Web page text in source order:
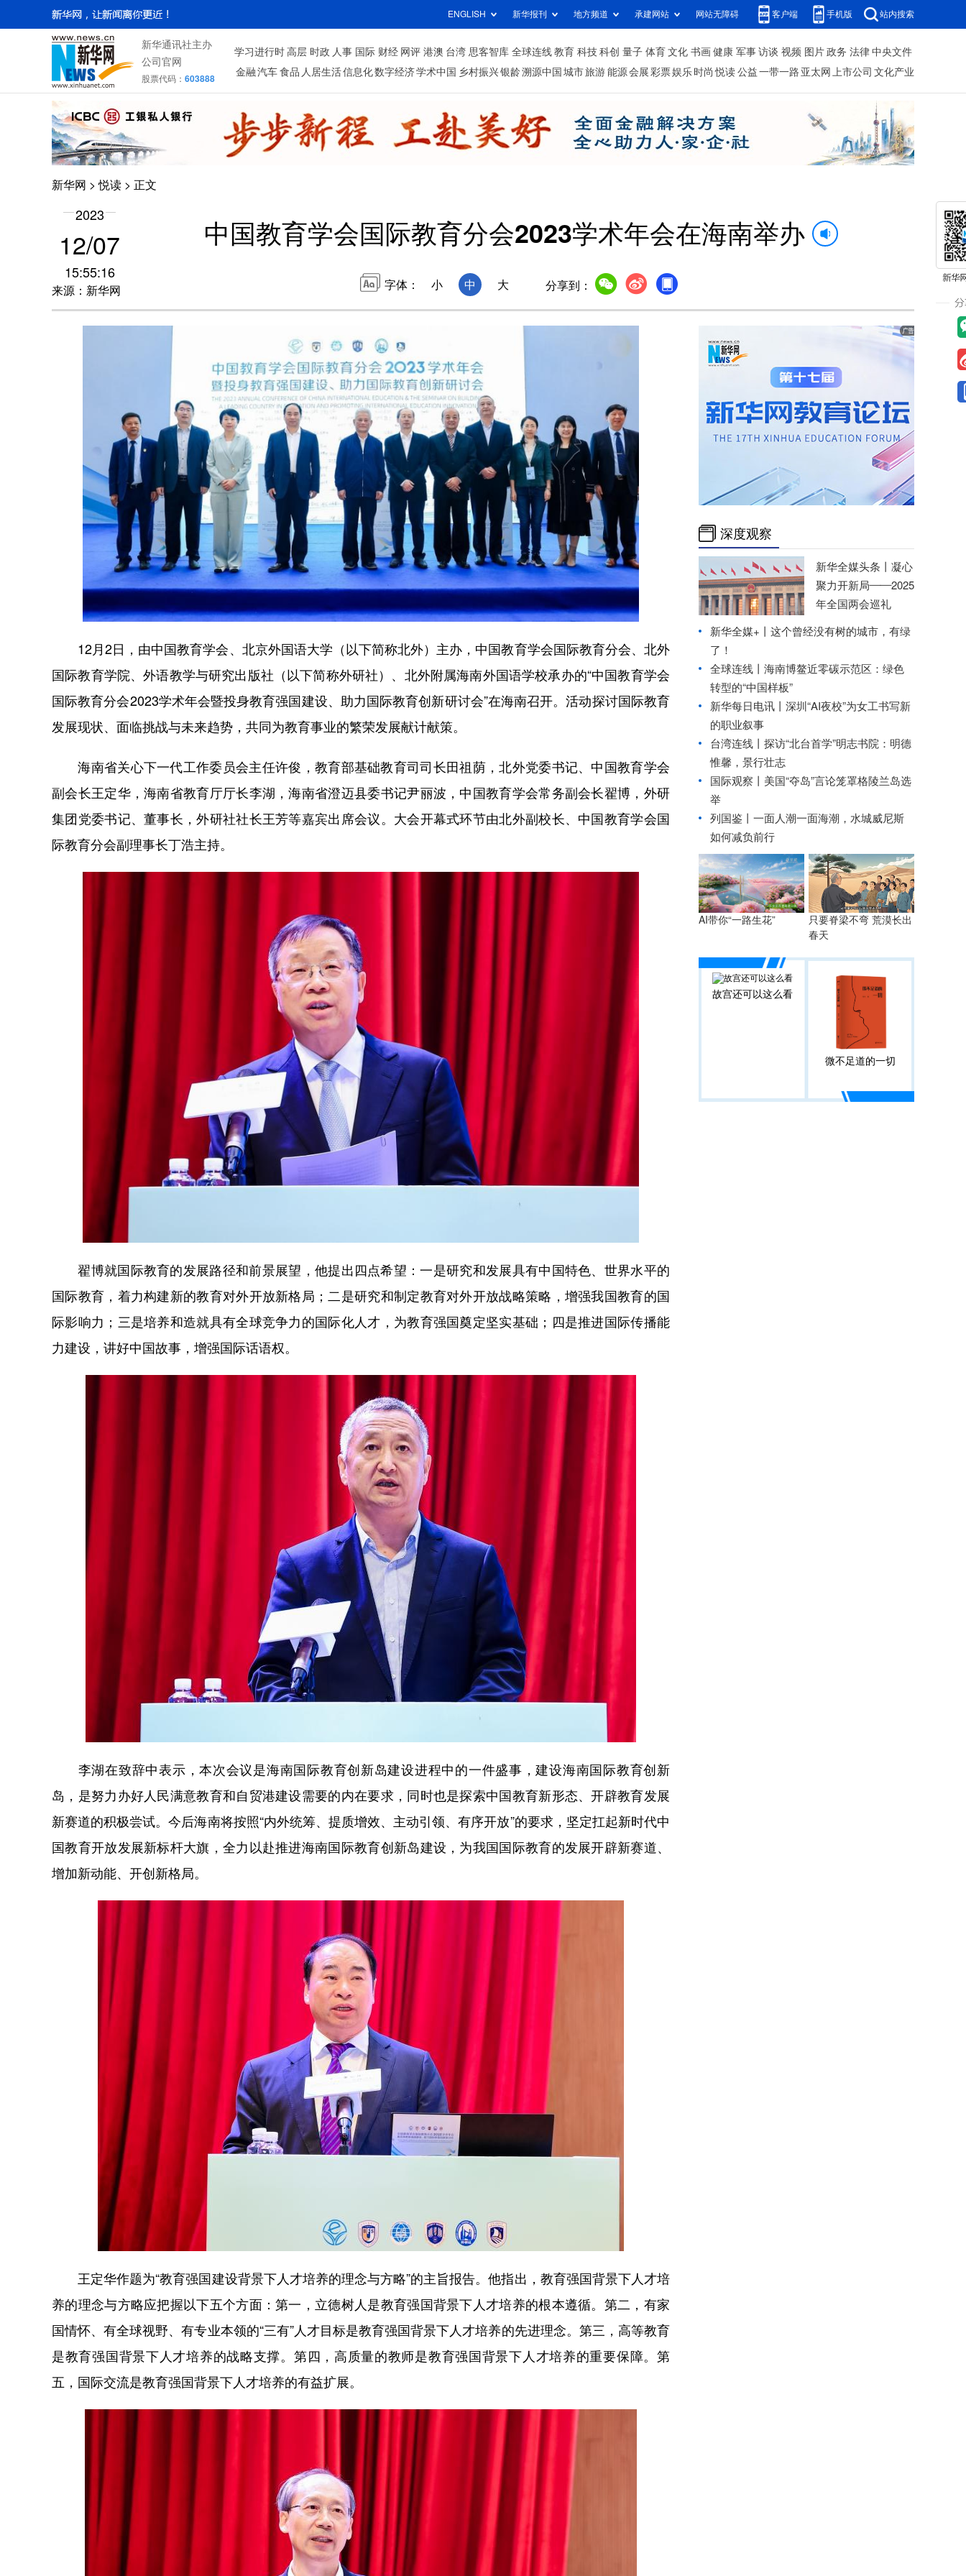
ENGLISH 新华报刊 地方频道 承建网站 网站无障碍 客户端 手机版 站内搜索
新华通讯社主办
公司官网
股票代码： 603888
学习进行时 高层 时政 人事 国际 财经 网评 港澳 台湾 思客智库 全球连线 教育 科技 科创 量子 体育 文化 书画 健康 军事 访谈 视频 图片 政务 法律 中央文件
金融 汽车 食品 人居生活信息化数字经济学术中国 乡村振兴银龄溯源中国 城市旅游 能源 会展 彩票娱乐 时尚 悦读 公益 一带一路 亚太网 上市公司 文化产业
新华网 >悦读 > 正文
2023
12/07
15:55:16
来源：新华网
中国教育学会国际教育分会2023学术年会在海南举办
字体： 小 中 大 分享到：
12月2日，由中国教育学会、北京外国语大学（以下简称北外）主办，中国教育学会国际教育分会、北外
国际教育学院、外语教学与研究出版社（以下简称外研社）、北外附属海南外国语学校承办的“中国教育学会
国际教育分会2023学术年会暨投身教育强国建设、助力国际教育创新研讨会”在海南召开。活动探讨国际教育
发展现状、面临挑战与未来趋势，共同为教育事业的繁荣发展献计献策。
海南省关心下一代工作委员会主任许俊，教育部基础教育司司长田祖荫，北外党委书记、中国教育学会
副会长王定华，海南省教育厅厅长李湖，海南省澄迈县委书记尹丽波，中国教育学会常务副会长翟博，外研
集团党委书记、董事长，外研社社长王芳等嘉宾出席会议。大会开幕式环节由北外副校长、中国教育学会国
际教育分会副理事长丁浩主持。
翟博就国际教育的发展路径和前景展望，他提出四点希望：一是研究和发展具有中国特色、世界水平的
国际教育，着力构建新的教育对外开放新格局；二是研究和制定教育对外开放战略策略，增强我国教育的国
际影响力；三是培养和造就具有全球竞争力的国际化人才，为教育强国奠定坚实基础；四是推进国际传播能
力建设，讲好中国故事，增强国际话语权。
李湖在致辞中表示，本次会议是海南国际教育创新岛建设进程中的一件盛事，建设海南国际教育创新
岛，是努力办好人民满意教育和自贸港建设需要的内在要求，同时也是探索中国教育新形态、开辟教育发展
新赛道的积极尝试。今后海南将按照“内外统筹、提质增效、主动引领、有序开放”的要求，坚定扛起新时代中
国教育开放发展新标杆大旗，全力以赴推进海南国际教育创新岛建设，为我国国际教育的发展开辟新赛道、
增加新动能、开创新格局。
王定华作题为“教育强国建设背景下人才培养的理念与方略”的主旨报告。他指出，教育强国背景下人才培
养的理念与方略应把握以下五个方面：第一，立德树人是教育强国背景下人才培养的根本遵循。第二，有家
国情怀、有全球视野、有专业本领的“三有”人才目标是教育强国背景下人才培养的先进理念。第三，高等教育
是教育强国背景下人才培养的战略支撑。第四，高质量的教师是教育强国背景下人才培养的重要保障。第
五，国际交流是教育强国背景下人才培养的有益扩展。
深度观察
新华全媒头条丨 凝心
聚力开新局——2025
年全国两会巡礼
新华全媒+丨 这个曾经没有树的城市，有绿
了！
全球连线丨 海南博鳌近零碳示范区：绿色
转型的“中国样板”
新华每日电讯丨 深圳“AI夜校”为女工书写新
的职业叙事
台湾连线丨 探访“北台首学”明志书院：明德
惟馨，景行壮志
国际观察丨 美国“夺岛”言论笼罩格陵兰岛选
举
列国鉴丨一面人潮一面海潮，水城威尼斯
如何减负前行
AI带你“一路生花”
只要脊梁不弯 荒漠长出
春天
故宫还可以这么看
微不足道的一切